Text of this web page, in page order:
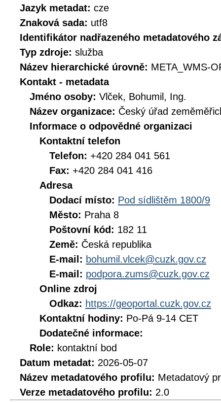
Jazyk metadat: cze
Znaková sada: utf8
Identifikátor nadřazeného metadatového
Typ zdroje: služba
Název hierarchické úrovně: META_WMS-
Kontakt - metadata
Jméno osoby: Vlček, Bohumil, Ing.
Název organizace: Český úřad
Informace o odpovědné organizaci
Kontaktní telefon
Telefon: +420 284 041 561
Fax: +420 284 041 416
Adresa
Dodací místo: Pod sídlištěm 1800/9
Město: Praha 8
Poštovní kód: 182 11
Země: Česká republika
E-mail: bohumil.vlcek@cuzk.gov.cz
E-mail: podpora.zums@cuzk.gov.cz
Online zdroj
Odkaz: https://geoportal.cuzk.gov.cz
Kontaktní hodiny: Po-Pá 9-14 CET
Dodatečné informace:
Role: kontaktní bod
Datum metadat: 2026-05-07
Název metadatového profilu: Metadatový
Verze metadatového profilu: 2.0